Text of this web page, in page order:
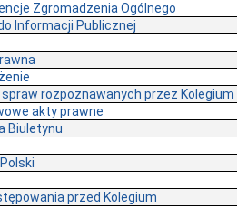
Zgromadzenia Ogólnego
Informacji Publicznej
spraw rozpoznawanych przez Kolegium
akty prawne
Biuletynu
przed Kolegium